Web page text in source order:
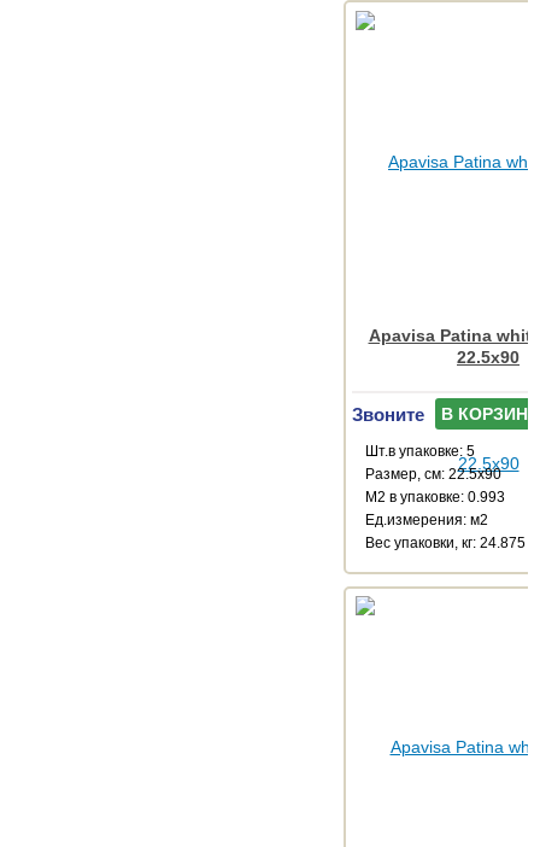
Apavisa Patina
22.5x90
Звоните В КОРЗИНУ
Шт.в упаковке: 5
Размер, см: 22.5x90
М2 в упаковке: 0.993
Ед.измерения: м2
Веc упаковки, кг: 24.875